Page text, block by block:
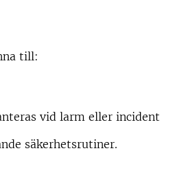
till:
vid larm eller incident
säkerhetsrutiner.